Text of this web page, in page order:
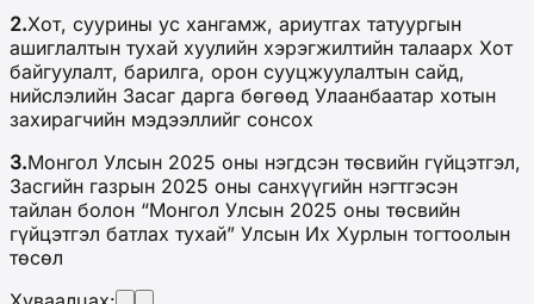
2.Хот, суурины ус хангамж, ариутгах татуургын
ашиглалтын тухай хуулийн хэрэгжилтийн талаарх Хот
байгуулалт, барилга, орон сууцжуулалтын сайд,
нийслэлийн Засаг дарга бөгөөд Улаанбаатар хотын
захирагчийн мэдээллийг сонсох
3.Монгол Улсын 2025 оны нэгдсэн төсвийн гүйцэтгэл,
Засгийн газрын 2025 оны санхүүгийн нэгтгэсэн
тайлан болон “Монгол Улсын 2025 оны төсвийн
гүйцэтгэл батлах тухай” Улсын Их Хурлын тогтоолын
төсөл